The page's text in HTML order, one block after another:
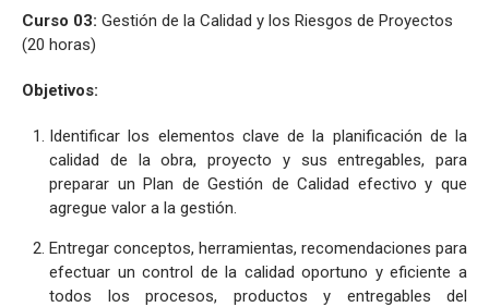
Curso 03: Gestión de la Calidad y los Riesgos de Proyectos
(20 horas)
Objetivos:
Identificar los elementos clave de la planificación de la
calidad de la obra, proyecto y sus entregables, para
preparar un Plan de Gestión de Calidad efectivo y que
agregue valor a la gestión.
Entregar conceptos, herramientas, recomendaciones para
efectuar un control de la calidad oportuno y eficiente a
todos los procesos, productos y entregables del